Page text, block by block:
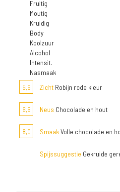
Fruitig
Moutig
Kruidig
Body
Koolzuur
Alcohol
Intensit.
Nasmaak
5,6
Zicht Robijn rode kleur
6,6 Neus Chocolade en hout
8,0 SmaakVolle chocolade en
Spijssuggestie Gekruide